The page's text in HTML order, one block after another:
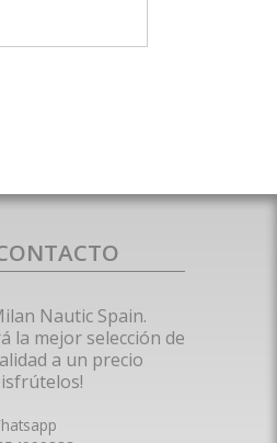
Nautic Spain.
la mejor selección de
a un precio